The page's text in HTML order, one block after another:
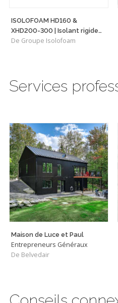
ISOLOFOAM HD160 &
XHD200-300 | Isolant rigide
haute densité polyvalent
De Groupe Isolofoam
Services
Maison de Luce et Paul
Entrepreneurs Généraux
De Belvedair